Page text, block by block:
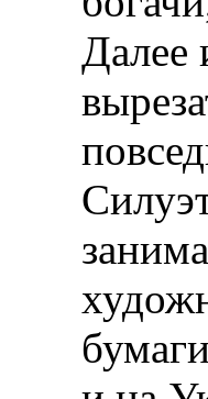
Далее